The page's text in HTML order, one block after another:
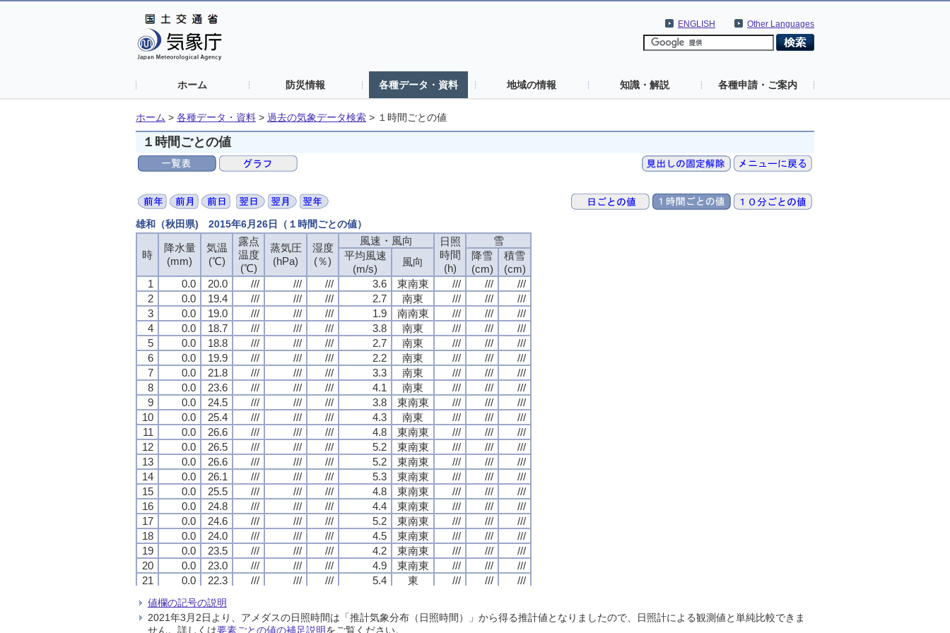
Other Languages
ENGLISH
ホーム 防災情報 各種データ・資料 地域の情報 知識・解説 各種申請・ご案内
ホーム > 各種データ・資料 > 過去の気象データ検索 > １時間ごとの値
１時間ごとの値
雄和（秋田県) 2015年6月26日（１時間ごとの値）
時
降水量
(mm)
気温
(℃)
露点
温度
(℃)
蒸気圧
(hPa)
湿度
(％)
風速・風向
日照
時間
(h)
雪
平均風速
(m/s)
風向
降雪
(cm)
積雪
(cm)
1
0.0 20.0 /// /// /// 3.6 東南東 /// ///
///
2
0.0 19.4 /// /// /// 2.7 南東 /// ///
///
3
0.0 19.0 /// /// /// 1.9 南南東 /// ///
///
4
0.0 18.7 /// /// /// 3.8 南東 /// ///
///
5
0.0 18.8 /// /// /// 2.7 南東 /// ///
///
6
0.0 19.9 /// /// /// 2.2 南東 /// ///
///
7
0.0 21.8 /// /// /// 3.3 南東 /// ///
///
8
0.0 23.6 /// /// /// 4.1 南東 /// ///
///
9
0.0 24.5 /// /// /// 3.8 東南東 /// ///
///
10
0.0 25.4 /// /// /// 4.3 南東 /// ///
///
11
0.0 26.6 /// /// /// 4.8 東南東 /// ///
///
12
0.0 26.5 /// /// /// 5.2 東南東 /// ///
///
13
0.0 26.6 /// /// /// 5.2 東南東 /// ///
///
14
0.0 26.1 /// /// /// 5.3 東南東 /// ///
///
15
0.0 25.5 /// /// /// 4.8 東南東 /// ///
///
16
0.0 24.8 /// /// /// 4.4 東南東 /// ///
///
17
0.0 24.6 /// /// /// 5.2 東南東 /// ///
///
18
0.0 24.0 /// /// /// 4.5 東南東 /// ///
///
19
0.0 23.5 /// /// /// 4.2 東南東 /// ///
///
20
0.0 23.0 /// /// /// 4.9 東南東 /// ///
///
21
0.0 22.3 /// /// /// 5.4 東 /// ///
///
22.4
23
0.0 20.9 東南東
///
24
1.0 19.5 /// /// /// 4.9 東南東 /// /// ///
時
降水量
(mm)
気温
(℃)
露点
温度
(℃)
蒸気圧
(hPa)
湿度
(％)
風速・風向
日照
時間
(h)
雪
平均風速
(m/s)
風向
降雪
(cm)
積雪
(cm)
1
0.0 20.0 /// /// /// 3.6 東南東 /// ///
///
2
0.0 19.4 /// /// /// 2.7 南東 /// ///
///
3
0.0 19.0 /// /// /// 1.9 南南東 /// ///
///
4
0.0 18.7 /// /// /// 3.8 南東 /// ///
///
5
0.0 18.8 /// /// /// 2.7 南東 /// ///
///
6
0.0 19.9 /// /// /// 2.2 南東 /// ///
///
7
0.0 21.8 /// /// /// 3.3 南東 /// ///
///
8
0.0 23.6 /// /// /// 4.1 南東 /// ///
///
9
0.0 24.5 /// /// /// 3.8 東南東 /// ///
///
10
0.0 25.4 /// /// /// 4.3 南東 /// ///
///
11
0.0 26.6 /// /// /// 4.8 東南東 /// ///
///
12
0.0 26.5 /// /// /// 5.2 東南東 /// ///
///
13
0.0 26.6 /// /// /// 5.2 東南東 /// ///
///
14
0.0 26.1 /// /// /// 5.3 東南東 /// ///
///
15
0.0 25.5 /// /// /// 4.8 東南東 /// ///
///
16
0.0 24.8 /// /// /// 4.4 東南東 /// ///
///
17
0.0 24.6 /// /// /// 5.2 東南東 /// ///
///
18
0.0 24.0 /// /// /// 4.5 東南東 /// ///
///
19
0.0 23.5 /// /// /// 4.2 東南東 /// ///
///
20
0.0 23.0 /// /// /// 4.9 東南東 /// ///
///
21
0.0 22.3 /// /// /// 5.4 東 /// ///
///
22.4
23
0.0 20.9 東南東
///
24
1.0 19.5 /// /// /// 4.9 東南東 /// /// ///
時
降水量
(mm)
気温
(℃)
露点
温度
(℃)
蒸気圧
(hPa)
湿度
(％)
風速・風向
日照
時間
(h)
雪
平均風速
(m/s)
風向
降雪
(cm)
積雪
(cm)
1
0.0 20.0 /// /// /// 3.6 東南東 /// ///
///
2
0.0 19.4 /// /// /// 2.7 南東 /// ///
///
3
0.0 19.0 /// /// /// 1.9 南南東 /// ///
///
4
0.0 18.7 /// /// /// 3.8 南東 /// ///
///
5
0.0 18.8 /// /// /// 2.7 南東 /// ///
///
6
0.0 19.9 /// /// /// 2.2 南東 /// ///
///
7
0.0 21.8 /// /// /// 3.3 南東 /// ///
///
8
0.0 23.6 /// /// /// 4.1 南東 /// ///
///
9
0.0 24.5 /// /// /// 3.8 東南東 /// ///
///
10
0.0 25.4 /// /// /// 4.3 南東 /// ///
///
11
0.0 26.6 /// /// /// 4.8 東南東 /// ///
///
12
0.0 26.5 /// /// /// 5.2 東南東 /// ///
///
13
0.0 26.6 /// /// /// 5.2 東南東 /// ///
///
14
0.0 26.1 /// /// /// 5.3 東南東 /// ///
///
15
0.0 25.5 /// /// /// 4.8 東南東 /// ///
///
16
0.0 24.8 /// /// /// 4.4 東南東 /// ///
///
17
0.0 24.6 /// /// /// 5.2 東南東 /// ///
///
18
0.0 24.0 /// /// /// 4.5 東南東 /// ///
///
19
0.0 23.5 /// /// /// 4.2 東南東 /// ///
///
20
0.0 23.0 /// /// /// 4.9 東南東 /// ///
///
21
0.0 22.3 /// /// /// 5.4 東 /// ///
///
22.4
23
0.0 20.9 東南東
///
24
1.0 19.5 /// /// /// 4.9 東南東 /// /// ///
時
降水量
(mm)
気温
(℃)
露点
温度
(℃)
蒸気圧
(hPa)
湿度
(％)
風速・風向
日照
時間
(h)
雪
平均風速
(m/s)
風向
降雪
(cm)
積雪
(cm)
1
0.0 20.0 /// /// /// 3.6 東南東 /// ///
///
2
0.0 19.4 /// /// /// 2.7 南東 /// ///
///
3
0.0 19.0 /// /// /// 1.9 南南東 /// ///
///
4
0.0 18.7 /// /// /// 3.8 南東 /// ///
///
5
0.0 18.8 /// /// /// 2.7 南東 /// ///
///
6
0.0 19.9 /// /// /// 2.2 南東 /// ///
///
7
0.0 21.8 /// /// /// 3.3 南東 /// ///
///
8
0.0 23.6 /// /// /// 4.1 南東 /// ///
///
9
0.0 24.5 /// /// /// 3.8 東南東 /// ///
///
10
0.0 25.4 /// /// /// 4.3 南東 /// ///
///
11
0.0 26.6 /// /// /// 4.8 東南東 /// ///
///
12
0.0 26.5 /// /// /// 5.2 東南東 /// ///
///
13
0.0 26.6 /// /// /// 5.2 東南東 /// ///
///
14
0.0 26.1 /// /// /// 5.3 東南東 /// ///
///
15
0.0 25.5 /// /// /// 4.8 東南東 /// ///
///
16
0.0 24.8 /// /// /// 4.4 東南東 /// ///
///
17
0.0 24.6 /// /// /// 5.2 東南東 /// ///
///
18
0.0 24.0 /// /// /// 4.5 東南東 /// ///
///
19
0.0 23.5 /// /// /// 4.2 東南東 /// ///
///
20
0.0 23.0 /// /// /// 4.9 東南東 /// ///
///
21
0.0 22.3 /// /// /// 5.4 東 /// ///
///
22.4
23
0.0 20.9 東南東
///
24
1.0 19.5 /// /// /// 4.9 東南東 /// /// ///
値欄の記号の説明
2021年3月2日より、アメダスの日照時間は「推計気象分布（日照時間）」から得る推計値となりましたので、日照計による観測値と単純比較できま
せん。詳しくは要素ごとの値の補足説明をご覧ください。